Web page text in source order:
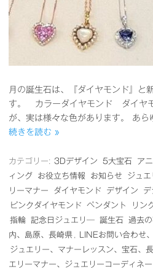
月の誕生石は、『ダイヤモンド』と
す。 カラーダイヤモンド ダイヤ
が、実は様々な色があります。 あ
続きを読む »
カテゴリー: 3Dデザイン 5大宝石 ア
ィング
お役立ち情報 お知らせ ジュエ
リーマナー
ダイヤモンド デザイン デ
ピンクダイヤモンド
ペンダント リン
指輪
記念日ジュエリ― 誕生石 過去の
内、島原、長崎県
LINEお問い合わせ
ジュエリー、マナーレッスン、宝石、
エリーマナー、ジュエリーコーディネ